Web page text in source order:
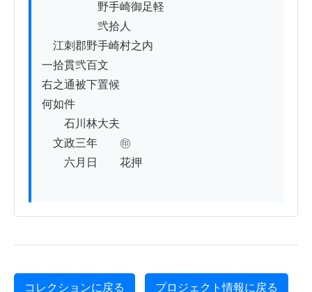
野手崎御足軽
弐拾人
江刺郡野手崎村之内
一拾貫弐百文
右之通被下置候
何如件
石川林大夫
文政三年　　㊞
六月日　　花押
コレクションに戻る プロジェクト情報に戻る